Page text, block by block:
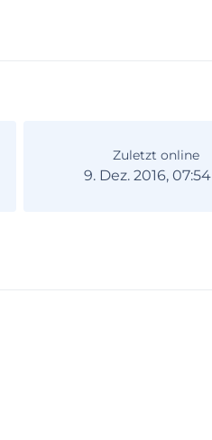
Zuletzt online
9. Dez. 2016, 07:54